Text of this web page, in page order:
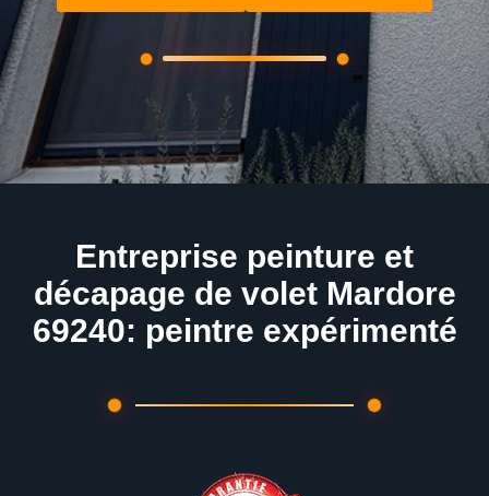
Entreprise peinture et
décapage de volet Mardore
69240: peintre expérimenté